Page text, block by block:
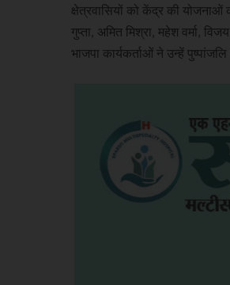
क्षेत्रवासियों को केंद्र की
गुप्ता, अमित मिश्रा, महेश वर्मा,
भाजपा कार्यकर्ताओं ने उन्हें पुष्पांजलि